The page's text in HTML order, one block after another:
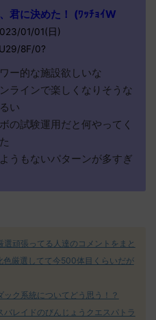
君に決めた！ (ﾜｯﾁｮｲW
01/01(日)
8F/0?
ー的な施設欲しいな
ラインで楽しくなりそうな
い
の試験運用だと何やってく
うもないパターンが多すぎ
選頑張ってる人達のコメントをまと
色厳選してて今500体目くらいだが
ック系統についてどう思う！？
バレイドのびんじょうクエスパトラ